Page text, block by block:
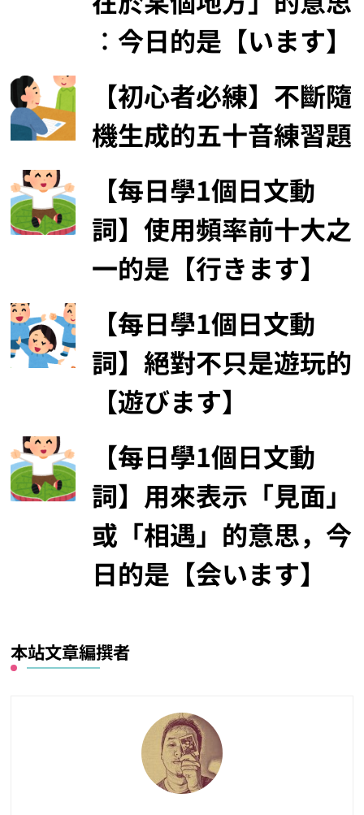
︰今日的是【います】
【初心者必練】不斷隨
機生成的五十音練習題
【每日學1個日文動
詞】使用頻率前十大之
一的是【行きます】
【每日學1個日文動
詞】絕對不只是遊玩的
【遊びます】
【每日學1個日文動
詞】用來表示「見面」
或「相遇」的意思，今
日的是【会います】
本站文章編撰者